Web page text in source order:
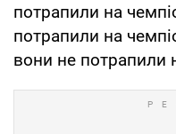
потрапили на
потрапили на
вони не потрапили